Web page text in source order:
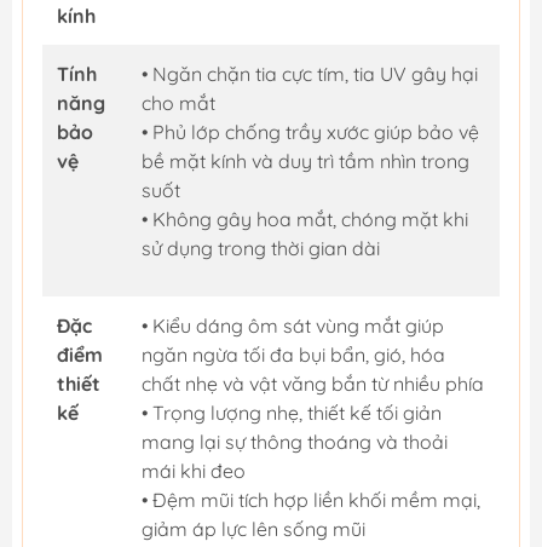
kính
Tính
năng
bảo
vệ
• Ngăn chặn tia cực tím, tia UV gây hại
cho mắt
• Phủ lớp chống trầy xước giúp bảo vệ
bề mặt kính và duy trì tầm nhìn trong
suốt
• Không gây hoa mắt, chóng mặt khi
sử dụng trong thời gian dài
Đặc
điểm
thiết
kế
• Kiểu dáng ôm sát vùng mắt giúp
ngăn ngừa tối đa bụi bẩn, gió, hóa
chất nhẹ và vật văng bắn từ nhiều phía
• Trọng lượng nhẹ, thiết kế tối giản
mang lại sự thông thoáng và thoải
mái khi đeo
• Đệm mũi tích hợp liền khối mềm mại,
giảm áp lực lên sống mũi